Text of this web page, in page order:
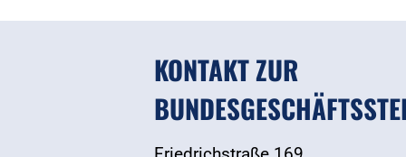
KONTAKT ZUR